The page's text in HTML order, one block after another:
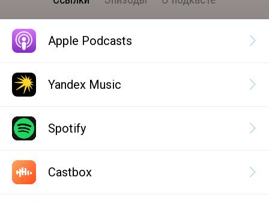
Apple Podcasts
Yandex Music
Spotify
Castbox